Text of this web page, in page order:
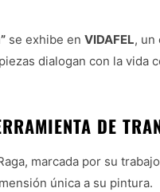
se exhibe en VIDAFEL, un
dialogan con la vida
DE
marcada por su
única a su pintura.